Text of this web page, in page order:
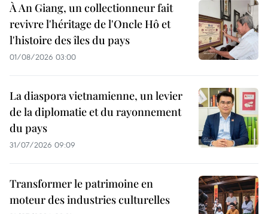
À An Giang, un collectionneur fait
revivre l'héritage de l'Oncle Hô et
l'histoire des îles du pays
01/08/2026 03:00
La diaspora vietnamienne, un levier
de la diplomatie et du rayonnement
du pays
31/07/2026 09:09
Transformer le patrimoine en
moteur des industries culturelles